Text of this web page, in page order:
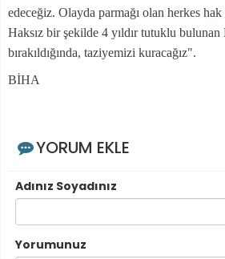
edeceğiz. Olayda parmağı olan herkes hak
Haksız bir şekilde 4 yıldır tutuklu bulunan
bırakıldığında, taziyemizi kuracağız".
BİHA
YORUM EKLE
Adınız Soyadınız
Yorumunuz